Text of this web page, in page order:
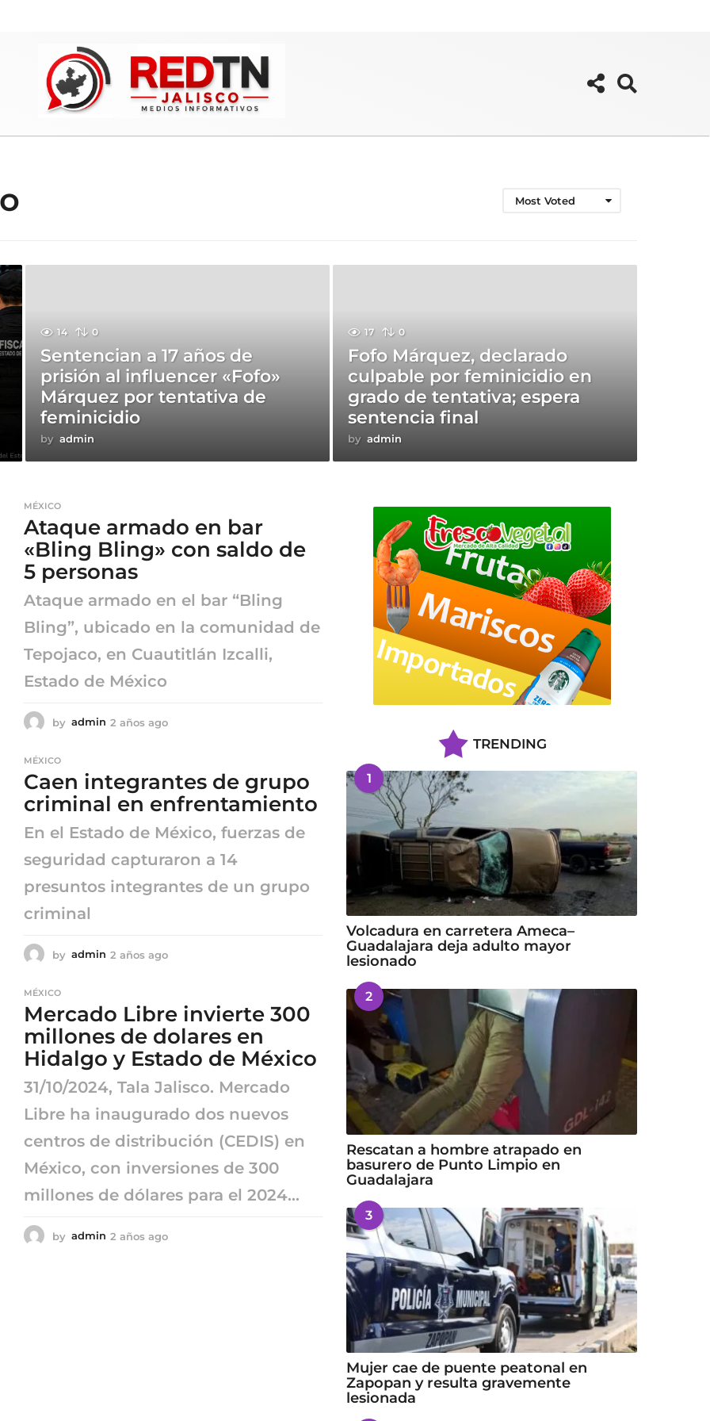
Most Voted
14 0
Sentencian a 17 años de
prisión al influencer «Fofo»
Márquez por tentativa de
feminicidio
by admin
17 0
Fofo Márquez, declarado
culpable por feminicidio en
grado de tentativa; espera
sentencia final
by admin
MÉXICO
Ataque armado en bar
«Bling Bling» con saldo de
5 personas
Ataque armado en el bar “Bling
Bling”, ubicado en la comunidad de
Tepojaco, en Cuautitlán Izcalli,
Estado de México
by admin 2 años ago
s
a
g
o
MÉXICO
Caen integrantes de grupo
criminal en enfrentamiento
En el Estado de México, fuerzas de
seguridad capturaron a 14
presuntos integrantes de un grupo
criminal
by admin 2 años ago
s
a
g
o
MÉXICO
Mercado Libre invierte 300
millones de dolares en
Hidalgo y Estado de México
31/10/2024, Tala Jalisco. Mercado
Libre ha inaugurado dos nuevos
centros de distribución (CEDIS) en
México, con inversiones de 300
millones de dólares para el 2024...
by admin 2 años ago
TRENDING
1
Volcadura en carretera Ameca–
Guadalajara deja adulto mayor
lesionado
2
Rescatan a hombre atrapado en
basurero de Punto Limpio en
Guadalajara
3
Mujer cae de puente peatonal en
Zapopan y resulta gravemente
lesionada